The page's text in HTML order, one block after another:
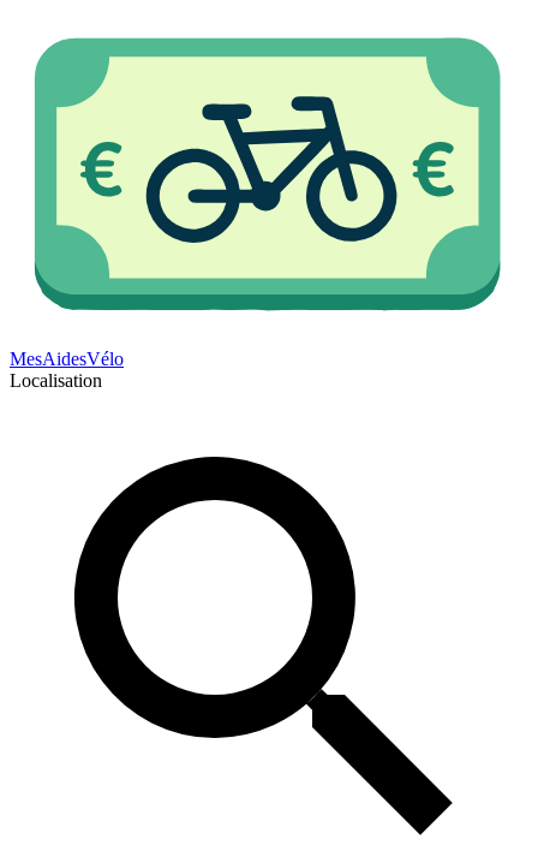
MesAidesVélo
Localisation